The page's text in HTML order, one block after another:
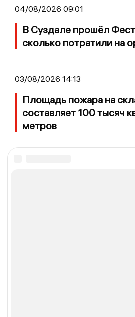
04/08/2026 09:01
В Суздале прошёл
сколько потратили на
03/08/2026 14:13
Площадь пожара на
составляет 100 тысяч
метров